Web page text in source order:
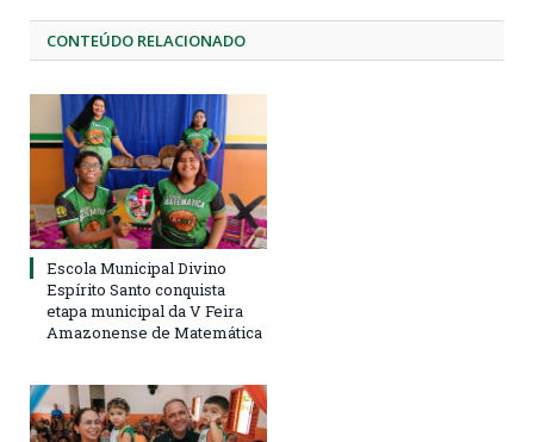
CONTEÚDO RELACIONADO
Escola Municipal Divino
Espírito Santo conquista
etapa municipal da V Feira
Amazonense de Matemática